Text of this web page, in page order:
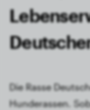
Die Rasse
Hunderassen.